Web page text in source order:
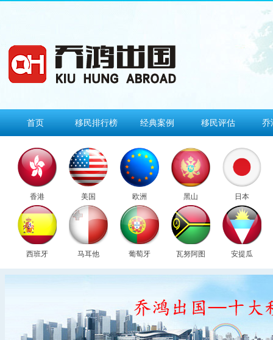
首页 移民排行榜 经典案例 移民评估 乔
香港 美国 欧洲 黑山 日本
西班牙 马耳他 葡萄牙 瓦努阿图 安提瓜